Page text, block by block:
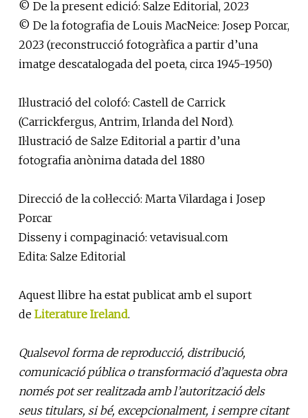
© De la present edició: Salze Editorial, 2023
© De la fotografia de Louis MacNeice: Josep Porcar,
2023 (reconstrucció fotogràfica a partir d’una
imatge descatalogada del poeta, circa 1945-1950)
Il·lustració del colofó: Castell de Carrick
(Carrickfergus, Antrim, Irlanda del Nord).
Il·lustració de Salze Editorial a partir d’una
fotografia anònima datada del 1880
Direcció de la col·lecció: Marta Vilardaga i Josep
Porcar
Disseny i compaginació: vetavisual.com
Edita: Salze Editorial
Aquest llibre ha estat publicat amb el suport
de Literature Ireland.
Qualsevol forma de reproducció, distribució,
comunicació pública o transformació d’aquesta obra
només pot ser realitzada amb l’autorització dels
seus titulars, si bé, excepcionalment, i sempre citant